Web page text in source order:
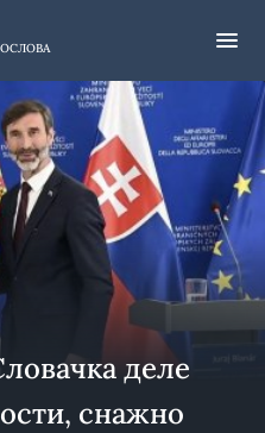
деле
снажно